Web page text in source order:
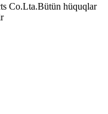
Co.Lta.Bütün hüquqlar